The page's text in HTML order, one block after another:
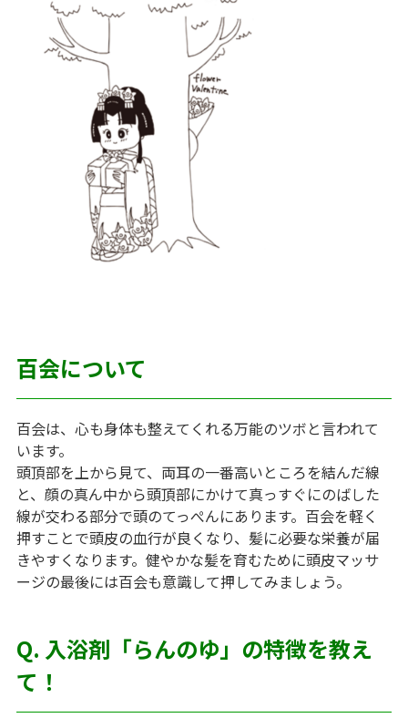
百会について
百会は、心も身体も整えてくれる万能のツボと言われて
います。
頭頂部を上から見て、両耳の一番高いところを結んだ線
と、顔の真ん中から頭頂部にかけて真っすぐにのばした
線が交わる部分で頭のてっぺんにあります。百会を軽く
押すことで頭皮の血行が良くなり、髪に必要な栄養が届
きやすくなります。健やかな髪を育むために頭皮マッサ
ージの最後には百会も意識して押してみましょう。
Q. 入浴剤「らんのゆ」の特徴を教え
て！